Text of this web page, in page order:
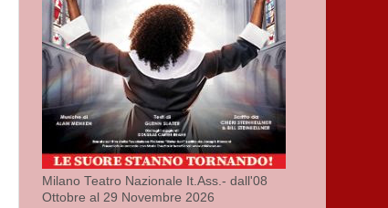
Milano Teatro Nazionale It.Ass.- dall'08
Ottobre al 29 Novembre 2026